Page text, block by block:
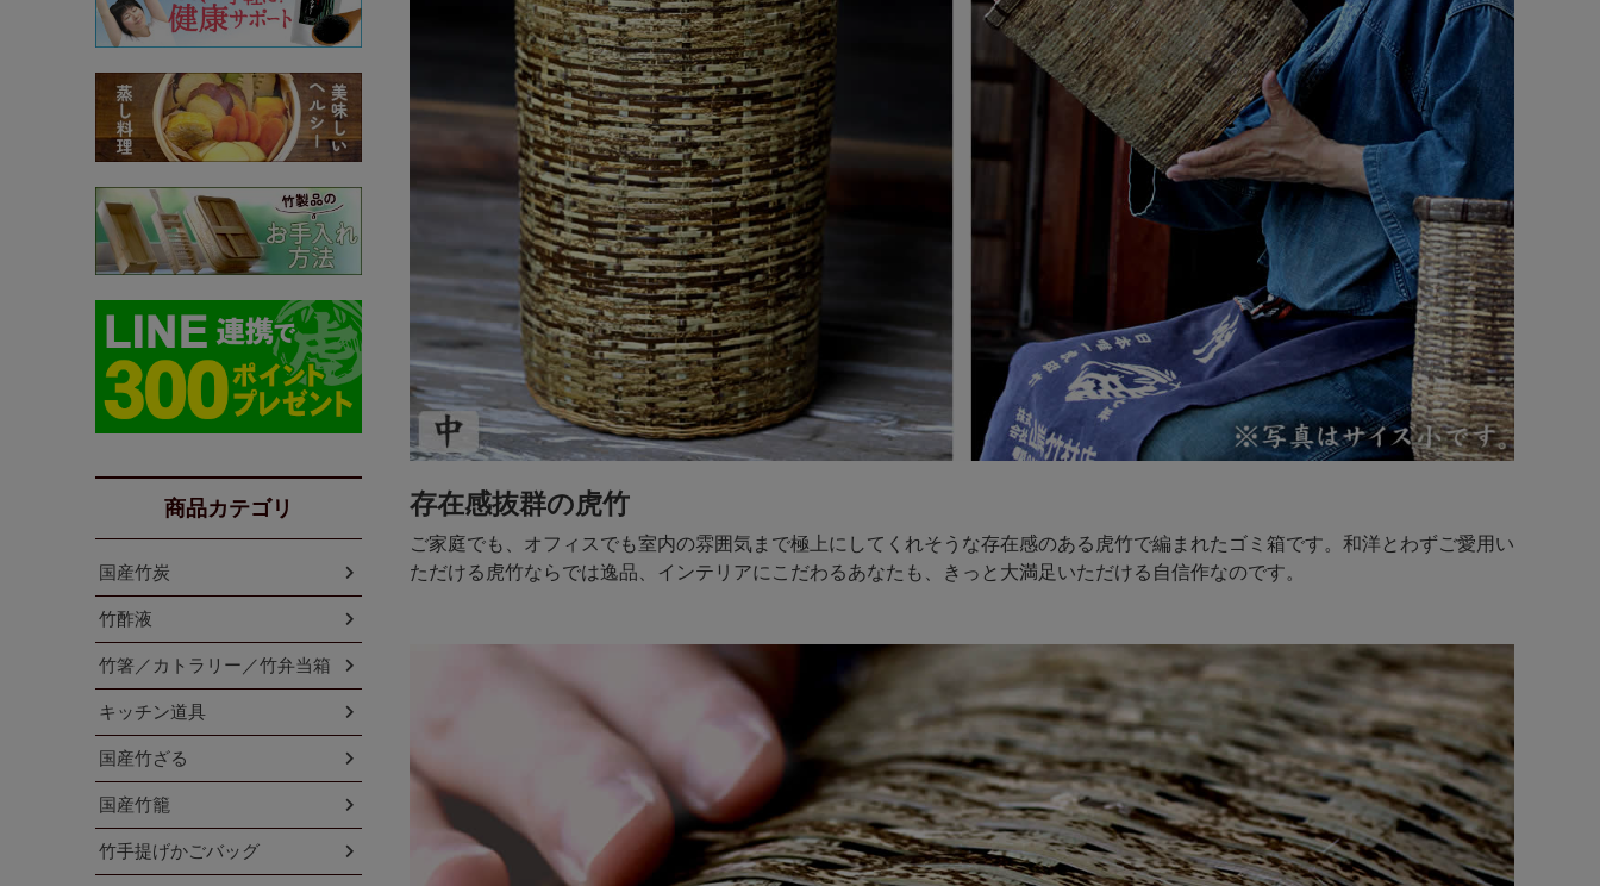
存在感抜群の虎竹
ご家庭でも、オフィスでも室内の雰囲気まで極上にしてくれそうな存在感のある虎竹で編まれたゴミ箱です。和洋とわずご愛用い
ただける虎竹ならでは逸品、インテリアにこだわるあなたも、きっと大満足いただける自信作なのです。
商品カテゴリ
国産竹炭
竹酢液
竹箸／カトラリー／竹弁当箱
キッチン道具
国産竹ざる
国産竹籠
竹手提げかごバッグ